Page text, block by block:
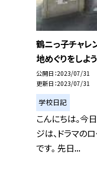
鶴ニっ子チャ
地めぐりをしよう
公開日 2023/07/31
更新日 2023/07/31
学校日記
こんにちは。今
ジは、ドラマの
です。 先日...